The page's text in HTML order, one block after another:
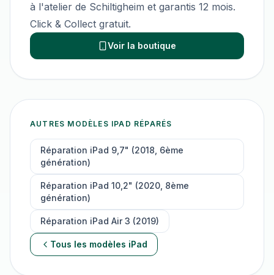
à l'atelier de Schiltigheim et garantis 12 mois.
Click & Collect gratuit.
Voir la boutique
AUTRES MODÈLES IPAD RÉPARÉS
Réparation iPad 9,7" (2018, 6ème
génération)
Réparation iPad 10,2" (2020, 8ème
génération)
Réparation iPad Air 3 (2019)
Tous les modèles iPad